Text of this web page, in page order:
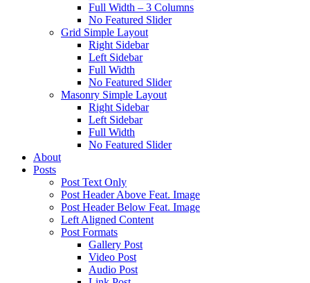
Full Width – 3 Columns
No Featured Slider
Grid Simple Layout
Right Sidebar
Left Sidebar
Full Width
No Featured Slider
Masonry Simple Layout
Right Sidebar
Left Sidebar
Full Width
No Featured Slider
About
Posts
Post Text Only
Post Header Above Feat. Image
Post Header Below Feat. Image
Left Aligned Content
Post Formats
Gallery Post
Video Post
Audio Post